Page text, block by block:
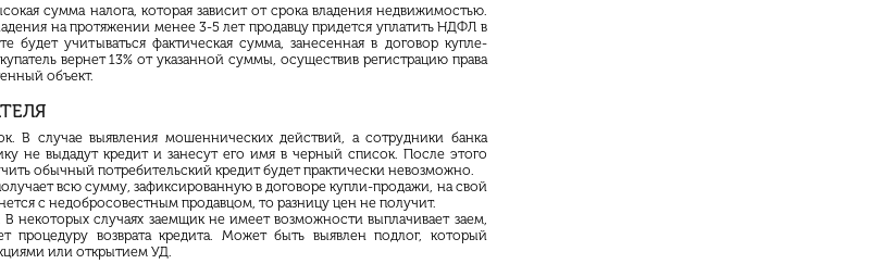
сумма налога, которая зависит от срока владения недвижимостью.
на протяжении менее 3-5 лет продавцу придется уплатитьНДФЛ в
будет учитываться фактическая сумма, занесенная в договор купле-
вернет 13% от указанной суммы, осуществив регистрацию права
объект.
В случае выявления мошеннических действий, а сотрудники банка
не выдадут кредит и занесут его имя в черный список. После этого
обычный потребительский кредит будет практически невозможно.
всю сумму, зафиксированную в договоре купли-продажи, на свой
с недобросовестным продавцом, то разницу цен не получит.
В некоторых случаях заемщик не имеет возможности выплачивает заем,
процедуру возврата кредита. Может быть выявлен подлог, который
или открытием УД.